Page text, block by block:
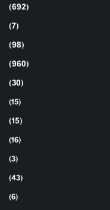
(692)
(7)
(98)
(960)
(30)
(15)
(15)
(16)
(3)
(43)
(6)